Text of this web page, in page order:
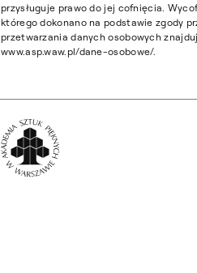
przysługuje prawo do jej cofnięcia.
którego dokonano na podstawie zgody
przetwarzania danych osobowych
www.asp.waw.pl/dane-osobowe/.